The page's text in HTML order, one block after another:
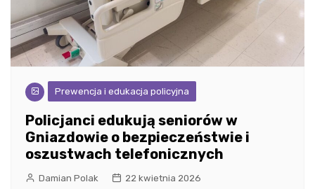
Prewencja i edukacja policyjna
Policjanci edukują seniorów w
Gniazdowie o bezpieczeństwie i
oszustwach telefonicznych
Damian Polak 22 kwietnia 2026